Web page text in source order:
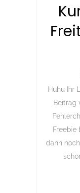
Huhu Ihr
Beitrag
Freebie
dann